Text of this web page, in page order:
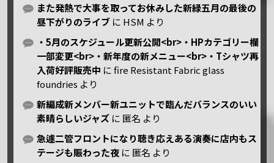
また発熱で大事を取ってお休みした新緑五月の最後の
昼下がりのライブ に HSM より
・5月のスケジュール更新公開<br>・HPカテゴリー欄
一部変更<br>・新年度の新メニュー<br>・Tシャツ再
入荷好評販売中 にfire Resistant Fabric glass
foundries より
新編成新メンバー新ユニットで臨んだバランスのいい
素晴らしいジャズ に 匿名 より
急遽二管フロントになり聴き応えある演奏に店内もス
テージも賑わった夜 に 匿名 より